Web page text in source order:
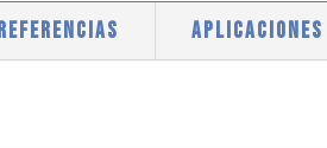
APLICACIONES